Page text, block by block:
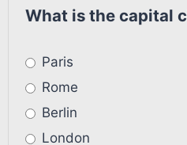
What is the capital
Paris
Rome
Berlin
London